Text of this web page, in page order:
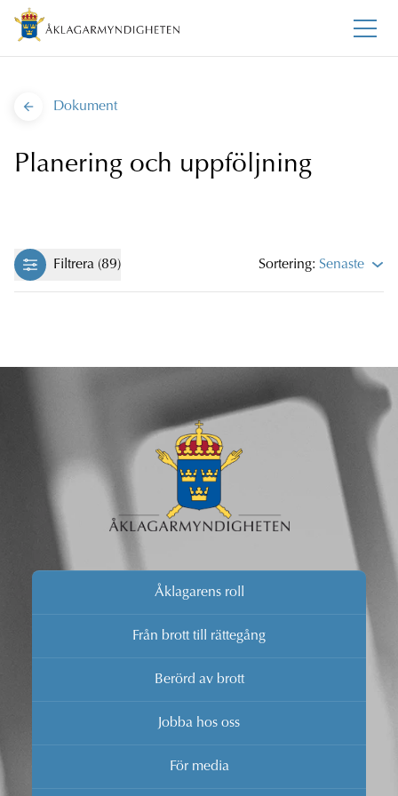
Dokument
Planering och uppföljning
Filtrera (89) Sortering: Senaste
Åklagarens roll
Från brott till rättegång
Berörd av brott
Jobba hos oss
För media